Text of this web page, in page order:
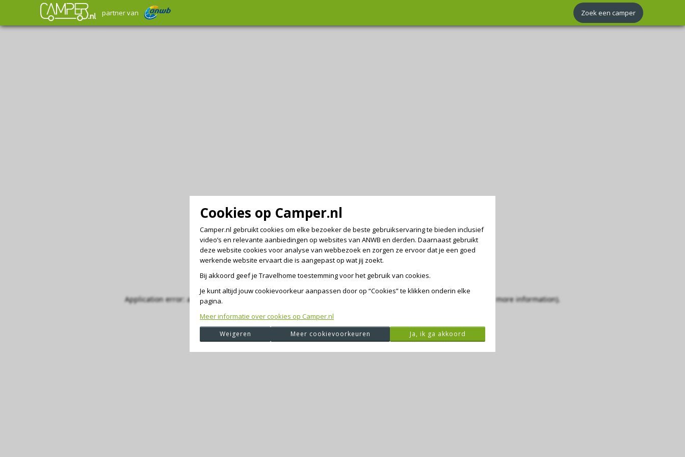
partner van Zoek een camper
Application error: a client-side exception has occurred (see the browser console for more information).
Cookies op Camper.nl
Camper.nl gebruikt cookies om elke bezoeker de beste gebruikservaring te bieden inclusief
video’s en relevante aanbiedingen op websites van ANWB en derden. Daarnaast gebruikt
deze website cookies voor analyse van webbezoek en zorgen ze ervoor dat je een goed
werkende website ervaart die is aangepast op wat jij zoekt.
Bij akkoord geef je Travelhome toestemming voor het gebruik van cookies.
Je kunt altijd jouw cookievoorkeur aanpassen door op “Cookies” te klikken onderin elke
pagina.
Meer informatie over cookies op Camper.nl
Weigeren Meer cookievoorkeuren Ja, ik ga akkoord